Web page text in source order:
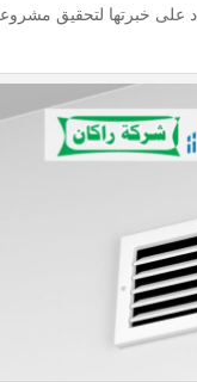
على خبرتها لتحقيق